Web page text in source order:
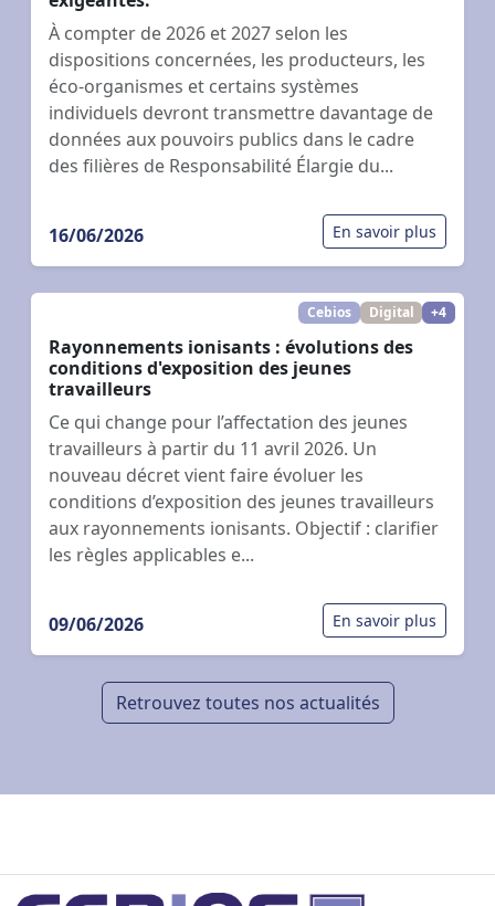
À compter de 2026 et 2027 selon les
dispositions concernées, les producteurs, les
éco-organismes et certains systèmes
individuels devront transmettre davantage de
données aux pouvoirs publics dans le cadre
des filières de Responsabilité Élargie du...
16/06/2026 En savoir plus
Cebios Digital +4
Rayonnements ionisants : évolutions des
conditions d'exposition des jeunes
travailleurs
Ce qui change pour l’affectation des jeunes
travailleurs à partir du 11 avril 2026. Un
nouveau décret vient faire évoluer les
conditions d’exposition des jeunes travailleurs
aux rayonnements ionisants. Objectif : clarifier
les règles applicables e...
09/06/2026 En savoir plus
Retrouvez toutes nos actualités